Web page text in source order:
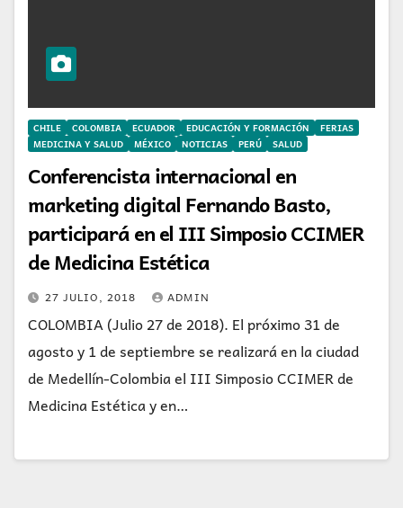
CHILE COLOMBIA ECUADOR EDUCACIÓN Y FORMACIÓN
FERIAS
MEDICINA Y SALUD
MÉXICO NOTICIAS PERÚ SALUD
Conferencista internacional en
marketing digital Fernando Basto,
participará en el III Simposio CCIMER
de Medicina Estética
27 JULIO, 2018 ADMIN
COLOMBIA (Julio 27 de 2018). El próximo 31 de
agosto y 1 de septiembre se realizará en la ciudad
de Medellín-Colombia el III Simposio CCIMER de
Medicina Estética y en…